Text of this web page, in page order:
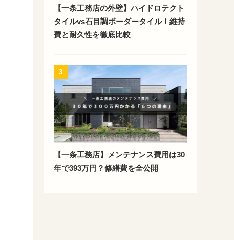
【一条工務店の外壁】ハイドロテクト
タイルvs石目調ボーダータイル！維持
費と耐久性を徹底比較
3
【一条工務店】メンテナンス費用は30
年で393万円？修繕費を全公開